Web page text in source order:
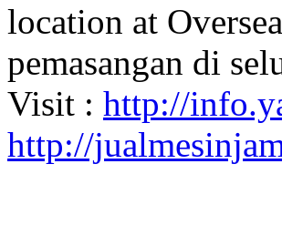
location at
pemasangan di
Visit : http://
http://